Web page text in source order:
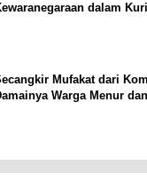
dalam
Mufakat dari
Warga Menur